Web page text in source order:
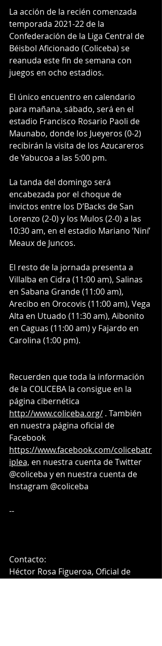
La acción de la recién comenzada
temporada 2021-22 de la
Confederación de la Liga Central de
Béisbol Aficionado (Coliceba) se
reanuda este fin de semana con
juegos en ocho estadios.
El único encuentro en calendario
para mañana, sábado, será en el
estadio Francisco Rosario Paoli de
Maunabo, donde los Jueyeros (0-2)
recibirán la visita de los Azucareros
de Yabucoa a las 5:00 pm.
La tanda del domingo será
encabezada por el choque de
invictos entre los D’Backs de San
Lorenzo (2-0) y los Mulos (2-0) a las
10:30 am, en el estadio Mariano ’Niní’
Meaux de Juncos.
El resto de la jornada presenta a
Villalba en Cidra (11:00 am), Salinas
en Sabana Grande (11:00 am),
Arecibo en Orocovis (11:00 am), Vega
Alta en Utuado (11:30 am), Aibonito
en Caguas (11:00 am) y Fajardo en
Carolina (1:00 pm).
Recuerden que toda la información
de la COLICEBA la consigue en la
página cibernética
http://www.coliceba.org/ . También
en nuestra página oficial de
Facebook
https://www.facebook.com/colicebatr
iplea, en nuestra cuenta de Twitter
@coliceba y en nuestra cuenta de
Instagram @coliceba
--
Contacto:
Héctor Rosa Figueroa, Oficial de